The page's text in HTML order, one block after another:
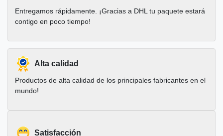
Entregamos rápidamente. ¡Gracias a DHL tu paquete estará
contigo en poco tiempo!
Alta calidad
Productos de alta calidad de los principales fabricantes en el
mundo!
Satisfacción